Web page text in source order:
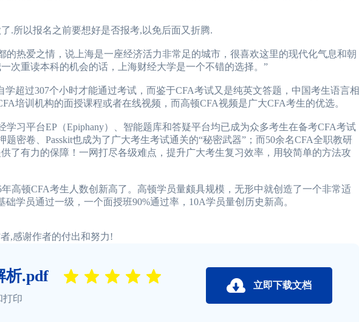
所以报名之前要想好是否报考,以免后面又折腾.
热爱之情，说上海是一座经济活力非常足的城市，很喜欢这里的现代化气息和朝
次重读本科的机会的话，上海财经大学是一个不错的选择。”
过307个小时才能通过考试，而鉴于CFA考试又是纯英文答题，中国考生语言相
培训机构的面授课程或者在线视频，而高顿CFA视频是广大CFA考生的优选。
平台EP（Epiphany）、智能题库和答疑平台均已成为众多考生在备考CFA考试
密卷、Passkit也成为了广大考生考试通关的“秘密武器”；而50余名CFA全职教研
了有力的保障！一网打尽各级难点，提升广大考生复习效率，用较简单的方法攻
顿CFA考生人数创新高了。高顿学员量颇具规模，无形中就创造了一个非常适
学员通过一级，一个面授班90%通过率，10A学员量创历史新高。
,感谢作者的付出和努力!
析.pdf
打印
立即下载文档